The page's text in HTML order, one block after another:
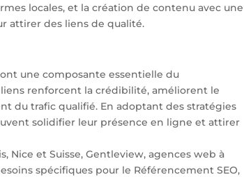
locales, et la création de contenu avec une
attirer des liens de qualité.
une composante essentielle du
renforcent la crédibilité, améliorent le
du trafic qualifié. En adoptant des stratégies
solidifier leur présence en ligne et attirer
Nice et Suisse, Gentleview, agences web à
spécifiques pour le Référencement SEO,